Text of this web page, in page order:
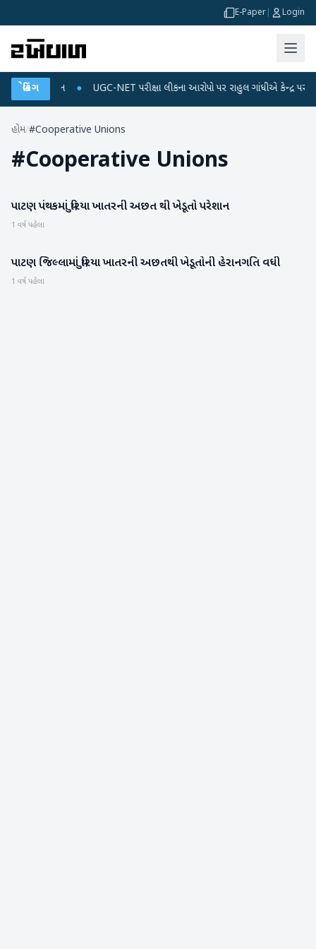
E-Paper Login
બ્રેકિંગ
ડેટા પ્લાન ● UGC-NET પરીક્ષા લીકના આરોપો પર રાહુલ ગાંધીએ કેન્દ્ર પર પ્રહાર
હોમ/#Cooperative Unions
#Cooperative Unions
પાટણ
પાટણ પંથકમાં યુરિયા ખાતરની અછત થી ખેડૂતો પરેશાન
1 વર્ષ પહેલા
પાટણ
પાટણ જિલ્લામાં યુરિયા ખાતરની અછતથી ખેડૂતોની હેરાનગતિ વધી
1 વર્ષ પહેલા